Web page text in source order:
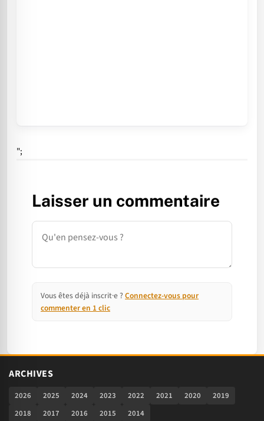
";
Laisser un commentaire
Commentaire
Vous êtes déjà inscrit·e ? Connectez-vous pour
commenter en 1 clic
ARCHIVES
2026 2025 2024 2023 2022 2021 2020
2019
2018
2017 2016 2015 2014